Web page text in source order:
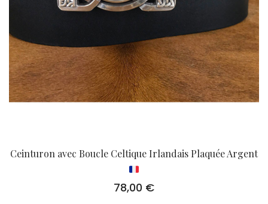
Ceinturon avec Boucle Celtique Irlandais Plaquée Argent
78,00 €